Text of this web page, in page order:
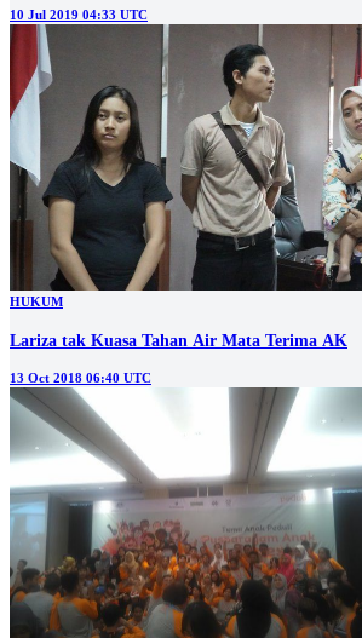
10 Jul 2019 04:33 UTC
HUKUM
Lariza tak Kuasa Tahan Air Mata Terima AK
13 Oct 2018 06:40 UTC